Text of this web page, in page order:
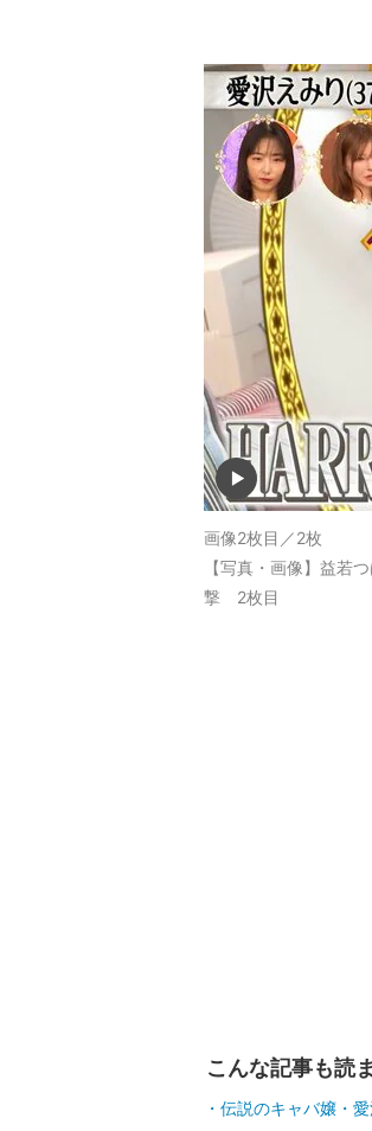
画像2枚目／2枚
【写真・画像】益若
撃 2枚目
こんな記事も読
伝説のキャバ嬢・